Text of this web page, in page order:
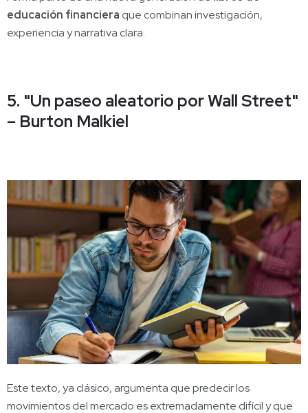
educación financiera que combinan investigación,
experiencia y narrativa clara.
5. "Un paseo aleatorio por Wall Street"
– Burton Malkiel
Este texto, ya clásico, argumenta que predecir los
movimientos del mercado es extremadamente difícil y que